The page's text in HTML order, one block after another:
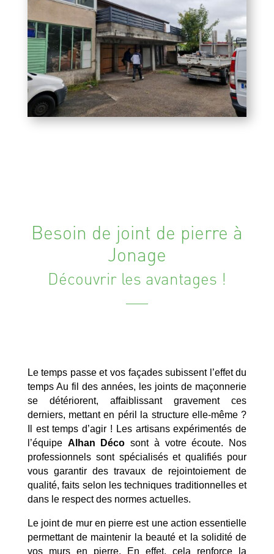
Besoin de joint de pierre à
Jonage
Découvrir les avantages !
Le temps passe et vos façades subissent l’effet du
temps Au fil des années, les joints de maçonnerie
se détériorent, affaiblissant gravement ces
derniers, mettant en péril la structure elle-même ?
Il est temps d’agir ! Les artisans expérimentés de
l’équipe Alhan Déco sont à votre écoute. Nos
professionnels sont spécialisés et qualifiés pour
vous garantir des travaux de rejointoiement de
qualité, faits selon les techniques traditionnelles et
dans le respect des normes actuelles.
Le joint de mur en pierre est une action essentielle
permettant de maintenir la beauté et la solidité de
vos murs en pierre. En effet, cela renforce la